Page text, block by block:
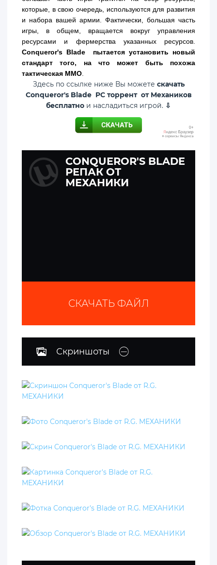
которые, в свою очередь, используются для развития
и набора вашей армии. Фактически, большая часть
игры, в общем, вращается вокруг управления
ресурсами и фермерства указанных ресурсов.
Conqueror's Blade пытается установить новый
стандарт того, на что может быть похожа
тактическая MMO
Здесь по ссылке ниже Вы можете скачать
Conqueror's Blade PC торрент от Механиков
бесплатно и насладиться игрой. ⇩
CONQUEROR'S BLADE
РЕПАК ОТ
МЕХАНИКИ
СКАЧАТЬ ФАЙЛ
Скриншоты